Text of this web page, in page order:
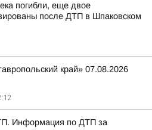
погибли, еще двое
после ДТП в Шпаковском
край» 07.08.2026
Информация по ДТП за